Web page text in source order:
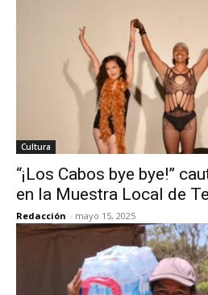
Cultura
“¡Los Cabos bye bye!”
en la Muestra Local de
Redacción - mayo 15, 2025